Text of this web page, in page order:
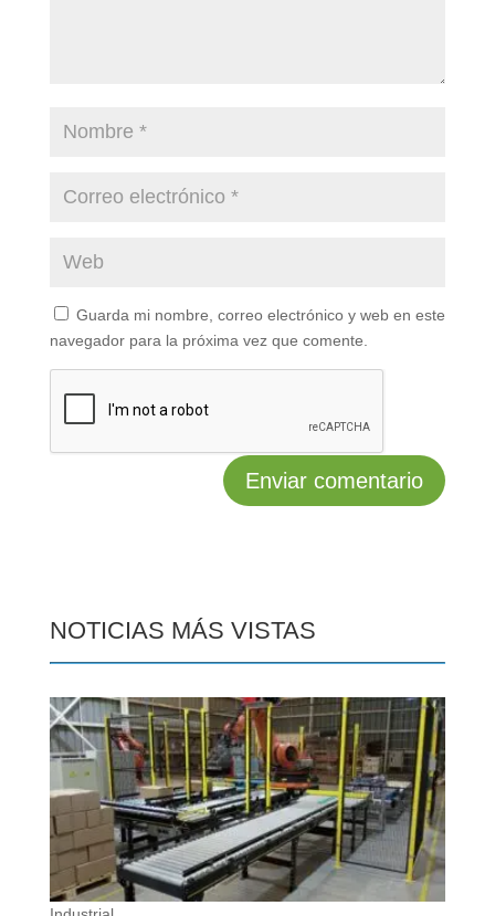
Guarda mi nombre, correo electrónico y web en este
navegador para la próxima vez que comente.
NOTICIAS MÁS VISTAS